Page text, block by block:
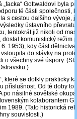
„facka“ Gottwaldovi byla
té části společnosti,
s cestou dalšího vývoje,
ústavního
tentokrát již nikoli od
dostal komunistický režim
6. 1953), kdy část dělnictva
do stávky na
o všechny své úspory.
které se dotkly prakticky
příslušnost. Od té doby to
po násilné sovětské
kolaborantem
1989. (Tato historická
souvislosti.)